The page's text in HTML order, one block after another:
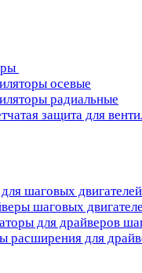
осевые
радиальные
защита для
шаговых двигателей
шаговых
для драйверов
расширения для